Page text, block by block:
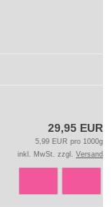
29,95 EUR
5,99 EUR pro 1000g
inkl. MwSt. zzgl. Versand